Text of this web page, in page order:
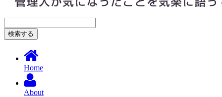
Home
About